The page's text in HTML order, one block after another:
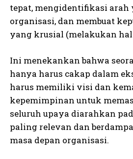
tepat, mengidentifikasi arah
organisasi, dan membuat
yang krusial (melakukan hal
Ini menekankan bahwa
hanya harus cakap dalam
harus memiliki visi dan
kepemimpinan untuk
seluruh upaya diarahkan
paling relevan dan
masa depan organisasi.